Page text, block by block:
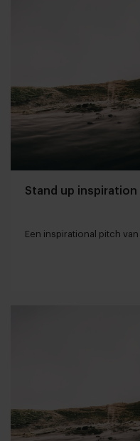
Stand up inspiration
Een inspirational pitch